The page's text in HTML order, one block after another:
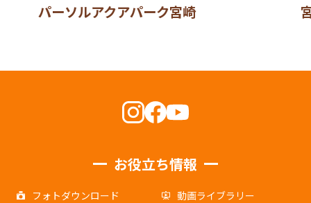
パーソルアクアパーク宮崎
お役立ち情報
フォトダウンロード
動画ライブラリー